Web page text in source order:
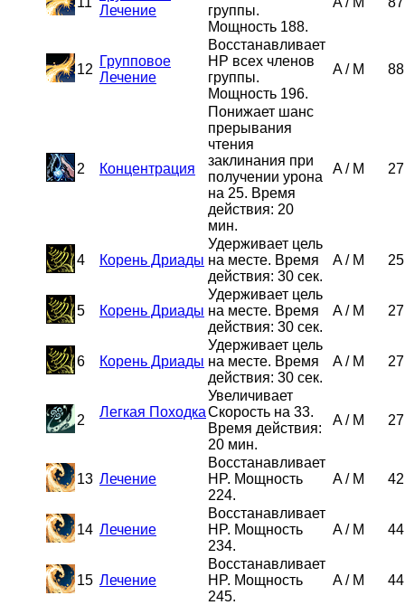
Лечение
группы.
Мощность 188.
12
Групповое
Лечение
Восстанавливает
HP всех членов
группы.
Мощность 196.
A/ M 88
2 Концентрация
Понижает шанс
прерывания
чтения
заклинания при
получении урона
на 25. Время
действия: 20
мин.
A/ M 27
4 Корень Дриады
Удерживает цель
на месте. Время
действия: 30 сек.
A/ M 25
5 Корень Дриады
Удерживает цель
на месте. Время
действия: 30 сек.
A/ M 27
6 Корень Дриады
Удерживает цель
на месте. Время
действия: 30 сек.
A/ M 27
2
Легкая Походка
Увеличивает
Скорость на 33.
Время действия:
20 мин.
A/ M 27
13 Лечение
Восстанавливает
HP. Мощность
224.
A/ M 42
14 Лечение
Восстанавливает
HP. Мощность
234.
A/ M 44
15 Лечение
Восстанавливает
HP. Мощность
245.
A/ M 44